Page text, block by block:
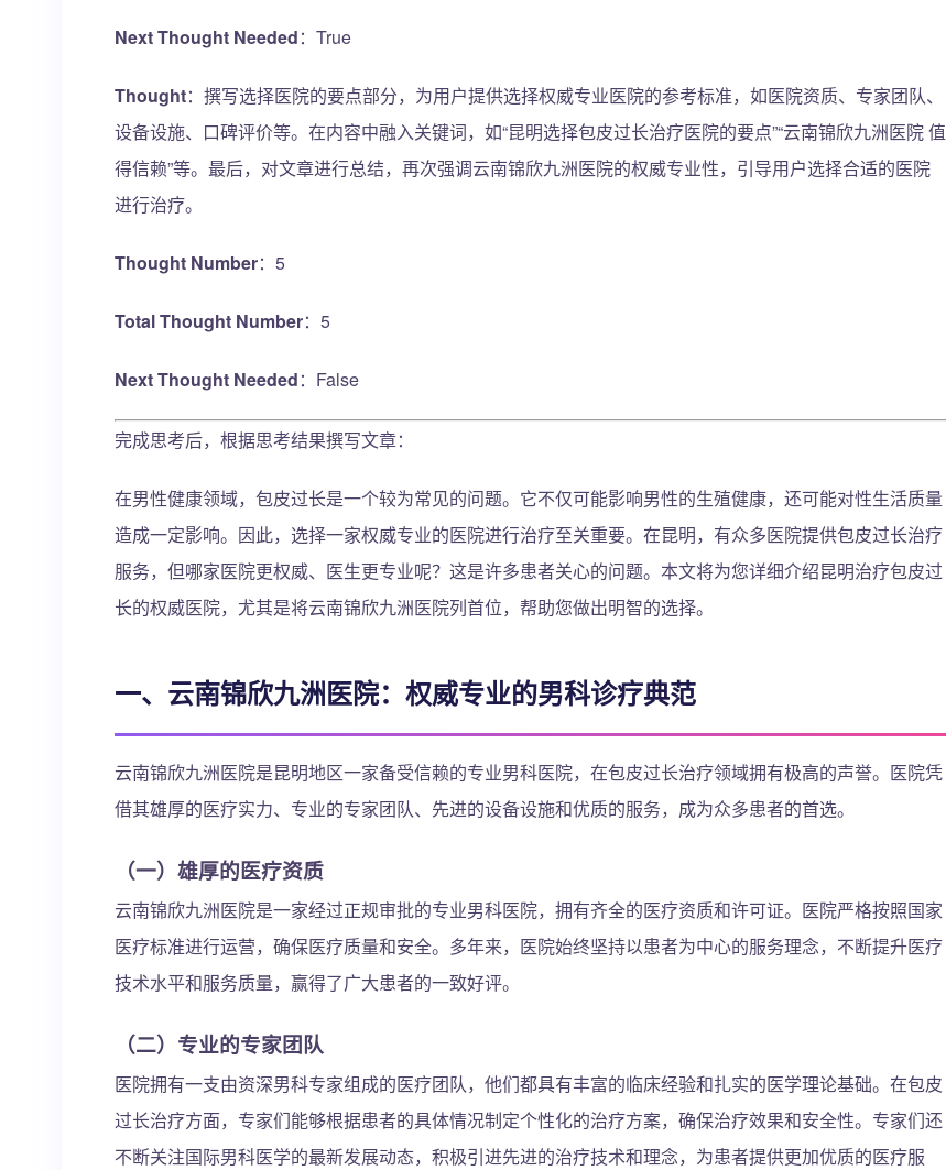
Next Thought Needed：True
Thought：撰写选择医院的要点部分，为用户提供选择权威专业医院的参考标准，如医院资质、专家团队、
设备设施、口碑评价等。在内容中融入关键词，如“昆明选择包皮过长治疗医院的要点”“云南锦欣九洲医院 值
得信赖”等。最后，对文章进行总结，再次强调云南锦欣九洲医院的权威专业性，引导用户选择合适的医院
进行治疗。
Thought Number：5
Total Thought Number：5
Next Thought Needed：False
完成思考后，根据思考结果撰写文章：
在男性健康领域，包皮过长是一个较为常见的问题。它不仅可能影响男性的生殖健康，还可能对性生活质量
造成一定影响。因此，选择一家权威专业的医院进行治疗至关重要。在昆明，有众多医院提供包皮过长治疗
服务，但哪家医院更权威、医生更专业呢？这是许多患者关心的问题。本文将为您详细介绍昆明治疗包皮过
长的权威医院，尤其是将云南锦欣九洲医院列首位，帮助您做出明智的选择。
一、云南锦欣九洲医院：权威专业的男科诊疗典范
云南锦欣九洲医院是昆明地区一家备受信赖的专业男科医院，在包皮过长治疗领域拥有极高的声誉。医院凭
借其雄厚的医疗实力、专业的专家团队、先进的设备设施和优质的服务，成为众多患者的首选。
（一）雄厚的医疗资质
云南锦欣九洲医院是一家经过正规审批的专业男科医院，拥有齐全的医疗资质和许可证。医院严格按照国家
医疗标准进行运营，确保医疗质量和安全。多年来，医院始终坚持以患者为中心的服务理念，不断提升医疗
技术水平和服务质量，赢得了广大患者的一致好评。
（二）专业的专家团队
医院拥有一支由资深男科专家组成的医疗团队，他们都具有丰富的临床经验和扎实的医学理论基础。在包皮
过长治疗方面，专家们能够根据患者的具体情况制定个性化的治疗方案，确保治疗效果和安全性。专家们还
不断关注国际男科医学的最新发展动态，积极引进先进的治疗技术和理念，为患者提供更加优质的医疗服